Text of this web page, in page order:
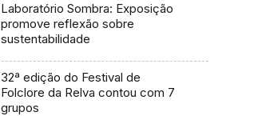
Laboratório Sombra: Exposição
promove reflexão sobre
sustentabilidade
32ª edição do Festival de
Folclore da Relva contou com 7
grupos